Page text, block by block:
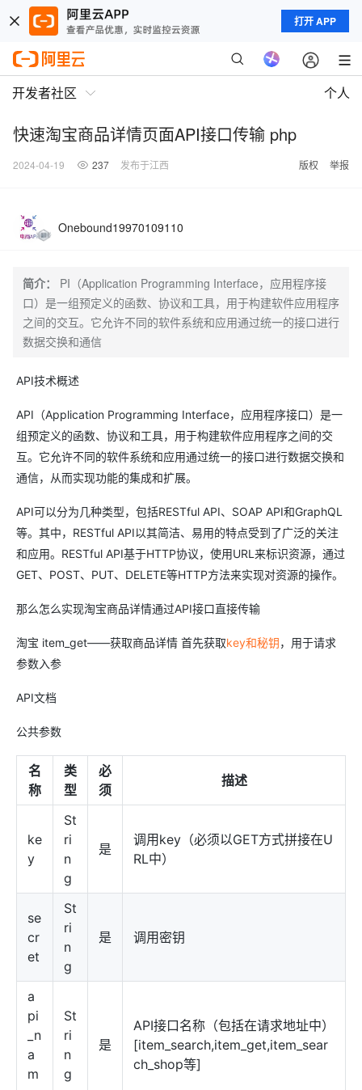
打开 APP
开发者社区 个人
快速淘宝商品详情页面API接口传输 php
2024-04-19 237 发布于江西 版权 举报
Onebound19970109110
简介：
PI（Application Programming Interface，应用程序接
口）是一组预定义的函数、协议和工具，用于构建软件应用程序
之间的交互。它允许不同的软件系统和应用通过统一的接口进行
数据交换和通信
API技术概述
API（Application Programming Interface，应用程序接口）是一
组预定义的函数、协议和工具，用于构建软件应用程序之间的交
互。它允许不同的软件系统和应用通过统一的接口进行数据交换和
通信，从而实现功能的集成和扩展。
API可以分为几种类型，包括RESTful API、SOAP API和GraphQL
等。其中，RESTful API以其简洁、易用的特点受到了广泛的关注
和应用。RESTful API基于HTTP协议，使用URL来标识资源，通过
GET、POST、PUT、DELETE等HTTP方法来实现对资源的操作。
那么怎么实现淘宝商品详情通过API接口直接传输
淘宝 item_get——获取商品详情 首先获取key和秘钥，用于请求
参数入参
API文档
公共参数
名
称
类
型
必
须
描述
ke
y
St
ri
n
g
是
调用key（必须以GET方式拼接在U
RL中）
se
cr
et
St
ri
n
g
是 调用密钥
a
pi
_n
a
m
St
ri
n
g
是
API接口名称（包括在请求地址中）
[item_search,item_get,item_sear
ch_shop等]